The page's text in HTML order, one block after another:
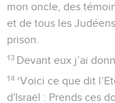
mon oncle, des
et de tous les
prison.
13 Devant eux j’ai
14 ‘Voici ce que dit
d'Israël : Prends ces